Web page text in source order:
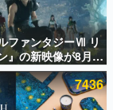
時のエピソードをお
は何か？を探ってい
』は、〈試験問題〉
ファンタジーⅦ リ
』の新映像が8月
開へ。『FF7』リ
ズの完結編、
」のオープニング
7436